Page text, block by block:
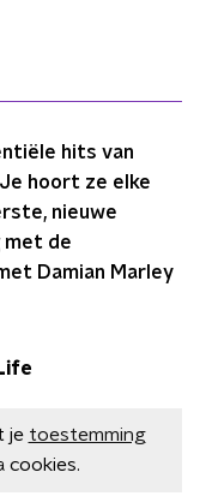
hits van
Je hoort ze elke
nieuwe
met de
Damian Marley
je toestemming
cookies.